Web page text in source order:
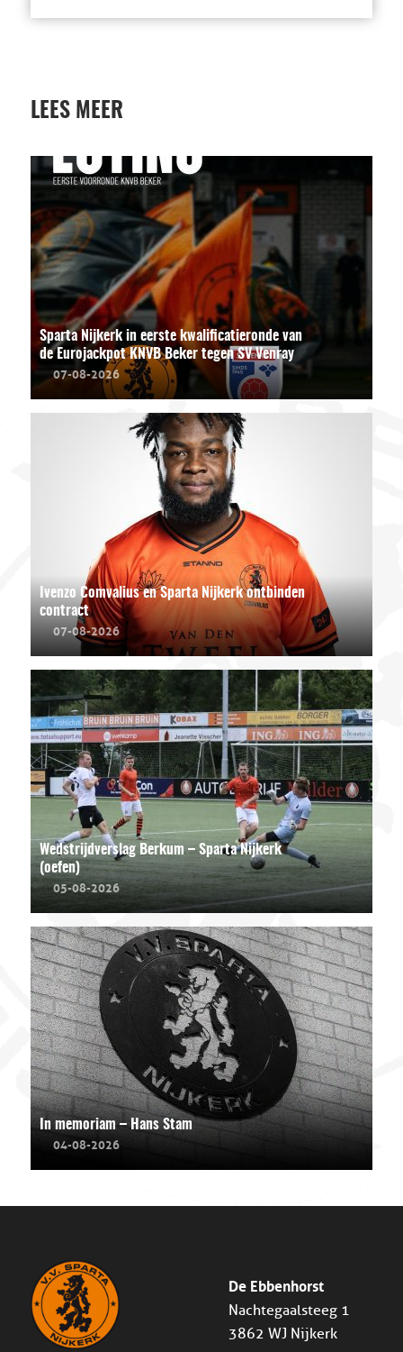
LEES MEER
Sparta Nijkerk in eerste kwalificatieronde van
de Eurojackpot KNVB Beker tegen SV Venray
07-08-2026
Ivenzo Comvalius en Sparta Nijkerk ontbinden
contract
07-08-2026
Wedstrijdverslag Berkum – Sparta Nijkerk
(oefen)
05-08-2026
In memoriam – Hans Stam
04-08-2026
De Ebbenhorst
Nachtegaalsteeg 1
3862 WJ Nijkerk